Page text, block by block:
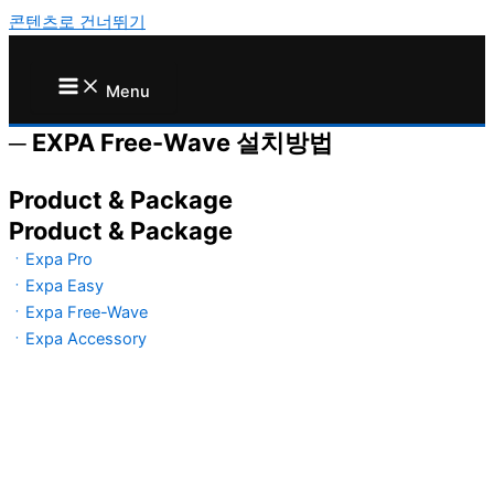
콘텐츠로 건너뛰기
Menu
─ EXPA Free-Wave 설치방법
Product & Package
Product & Package
ㆍExpa Pro
ㆍExpa Easy
ㆍExpa Free-Wave
ㆍExpa Accessory